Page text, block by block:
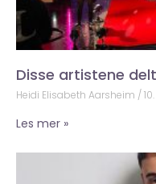
Disse artistene
Heidi Elisabeth Aarsheim
Les mer »